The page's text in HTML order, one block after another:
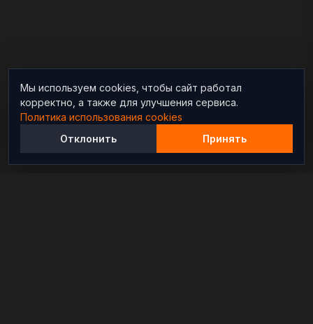
Мы используем cookies, чтобы сайт работал
корректно, а также для улучшения сервиса.
Политика использования cookies
Отклонить
Принять